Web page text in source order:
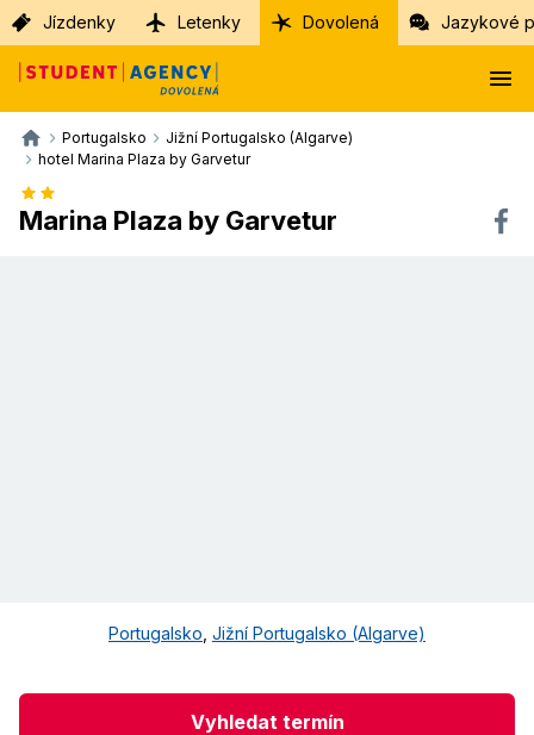
Jízdenky Letenky Dovolená Jazykové
Portugalsko
Jižní Portugalsko (Algarve)
hotel Marina Plaza by Garvetur
Marina Plaza by Garvetur
Portugalsko Jižní Portugalsko (Algarve)
Vyhledat termín